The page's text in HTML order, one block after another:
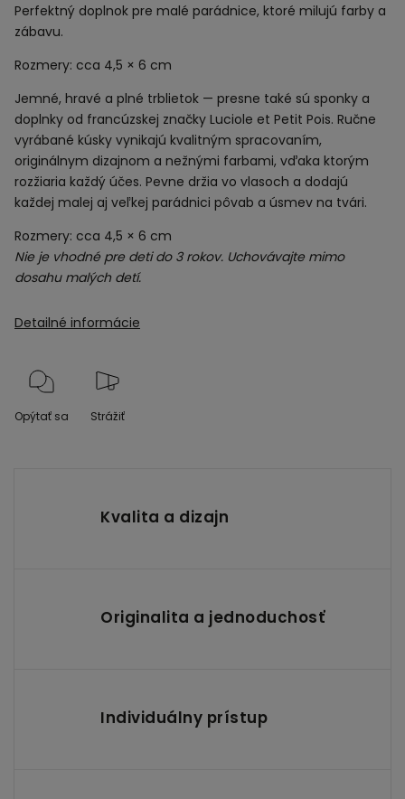
Perfektný doplnok pre malé parádnice, ktoré milujú farby a
zábavu.
Rozmery: cca 4,5 × 6 cm
Jemné, hravé a plné trblietok — presne také sú sponky a
doplnky od francúzskej značky Luciole et Petit Pois. Ručne
vyrábané kúsky vynikajú kvalitným spracovaním,
originálnym dizajnom a nežnými farbami, vďaka ktorým
rozžiaria každý účes. Pevne držia vo vlasoch a dodajú
každej malej aj veľkej parádnici pôvab a úsmev na tvári.
Rozmery: cca 4,5 × 6 cm
Nie je vhodné pre deti do 3 rokov. Uchovávajte mimo
dosahu malých detí.
Detailné informácie
Opýtať sa Strážiť
Kvalita a dizajn
Originalita a jednoduchosť
Individuálny prístup